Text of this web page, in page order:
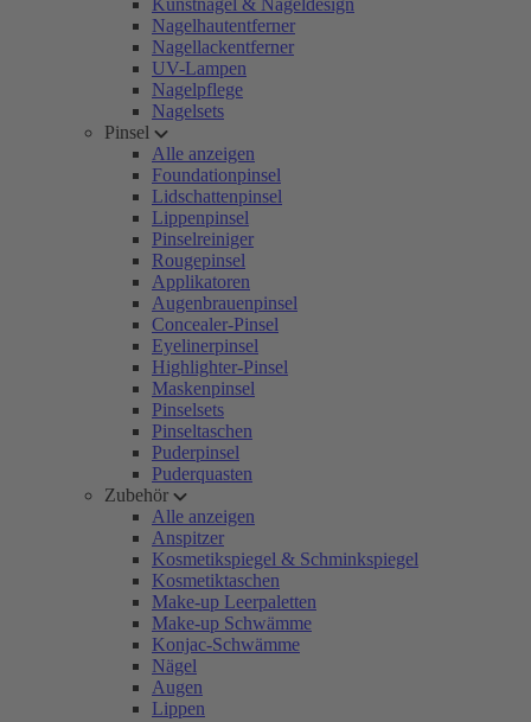
Kunstnägel & Nageldesign
Nagelhautentferner
Nagellackentferner
UV-Lampen
Nagelpflege
Nagelsets
Pinsel
Alle anzeigen
Foundationpinsel
Lidschattenpinsel
Lippenpinsel
Pinselreiniger
Rougepinsel
Applikatoren
Augenbrauenpinsel
Concealer-Pinsel
Eyelinerpinsel
Highlighter-Pinsel
Maskenpinsel
Pinselsets
Pinseltaschen
Puderpinsel
Puderquasten
Zubehör
Alle anzeigen
Anspitzer
Kosmetikspiegel & Schminkspiegel
Kosmetiktaschen
Make-up Leerpaletten
Make-up Schwämme
Konjac-Schwämme
Nägel
Augen
Lippen